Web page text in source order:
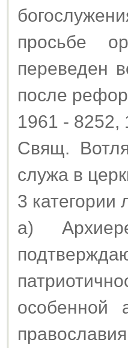
просьбе
переведен
после
1961 - 8252,
Свящ.
служа в
3 категории
а)
особенной